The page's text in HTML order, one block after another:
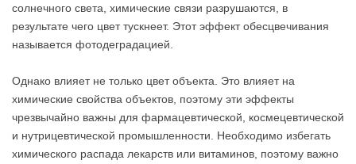
солнечного света, химические связи разрушаются, в
результате чего цвет тускнеет. Этот эффект обесцвечивания
называется фотодеградацией.
Однако влияет не только цвет объекта. Это влияет на
химические свойства объектов, поэтому эти эффекты
чрезвычайно важны для фармацевтической, космецевтической
и нутрицевтической промышленности. Необходимо избегать
химического распада лекарств или витаминов, поэтому важно